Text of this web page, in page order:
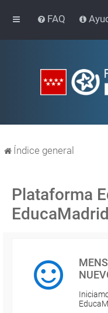
FAQ
Índice general
Plataforma
EducaMadrid